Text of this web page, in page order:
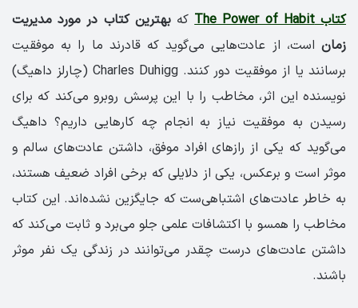
کتاب The Power of Habit کهبهترین کتاب در مورد مدیریت
زمان است، از عادت‌هایی می‌گوید که قادرند ما را به موفقیت
برسانند یا از موفقیت دور کنند. Charles Duhigg (چارلز داهیگ)
نویسنده این اثر، مخاطب را با این پرسش روبرو می‌کند که برای
رسیدن به موفقیت نیاز به انجام چه کارهایی داریم؟ داهیگ
می‌گوید که یکی از رازهای افراد موفق، داشتن عادت‌های سالم و
موثر است و برعکس، یکی از دلایلی که برخی افراد ضعیف هستند،
به خاطر عادت‌های اشتباهی‌ست که جایگزین نشده‌اند. این کتاب
مخاطب را همسو با اکتشافات علمی جلو می‌برد و ثابت می‌کند که
داشتن عادت‌های درست چقدر می‌توانند در زندگی یک نفر موثر
باشند.